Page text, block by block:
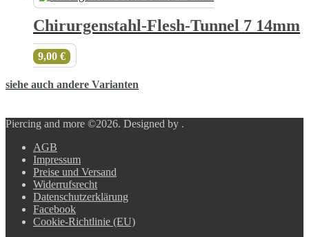
Chirurgenstahl-Flesh-Tunnel 7 14mm
9,00 €
siehe auch andere Varianten
Piercing and more ©2026. Designed by .
AGB
Impressum
Preise und Versand
Widerrufsrecht
Datenschutzerklärung
Facebook
Cookie-Richtlinie (EU)